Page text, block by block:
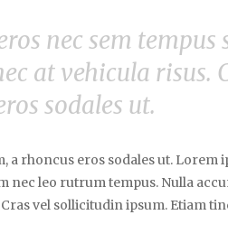
nec sem
at vehicula
sodales ut.
a rhoncus eros sodales ut.
nec leo rutrum tempus. Nulla
vel sollicitudin ipsum. Etiam